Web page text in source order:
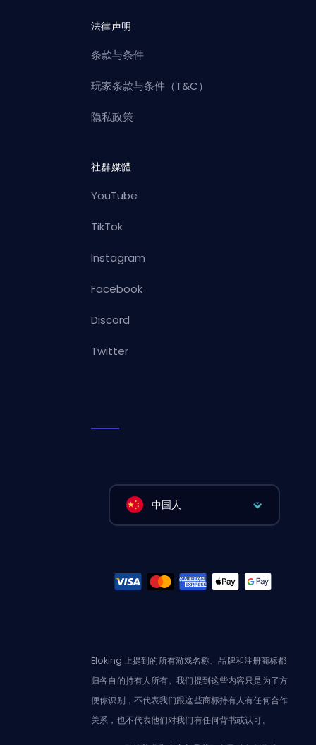
法律声明
条款与条件
玩家条款与条件（T&C）
隐私政策
社群媒體
YouTube
TikTok
Instagram
Facebook
Discord
Twitter
中国人
Eloking 上提到的所有游戏名称、品牌和注册商标都
归各自的持有人所有。我们提到这些内容只是为了方
便你识别，不代表我们跟这些商标持有人有任何合作
关系，也不代表他们对我们有任何背书或认可。